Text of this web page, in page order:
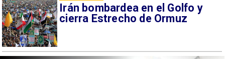
Irán bombardea en el Golfo y
cierra Estrecho de Ormuz